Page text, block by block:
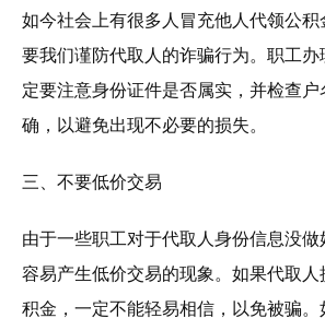
如今社会上有很多人冒充他人代领公
要我们谨防代取人的诈骗行为。职工
定要注意身份证件是否属实，并检查
确，以避免出现不必要的损失。
三、不要低价交易
由于一些职工对于代取人身份信息没
容易产生低价交易的现象。如果代取
积金，一定不能轻易相信，以免被骗